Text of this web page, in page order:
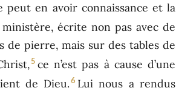
en avoir connaissance et la
écrite non pas avec de
de pierre, mais sur des tables de
5 ce n’est pas à cause d’une
de Dieu. 6 Lui nous a rendus